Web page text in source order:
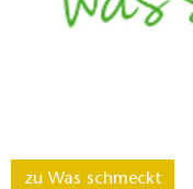
zu Was schmeckt